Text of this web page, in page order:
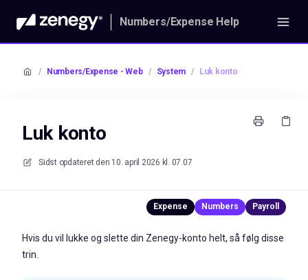
Numbers/Expense Help
/ Numbers/Expense - Web / System / Luk konto
Luk konto
Sidst opdateret den 10. april 2026 kl. 07.07
Hvis du vil lukke og slette din Zenegy-konto helt, så følg disse
trin.